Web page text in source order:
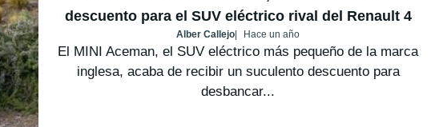
descuento para el SUV eléctrico rival del Renault 4
Alber Callejo Hace un año
El MINI Aceman, el SUV eléctrico más pequeño de la marca
inglesa, acaba de recibir un suculento descuento para
desbancar...